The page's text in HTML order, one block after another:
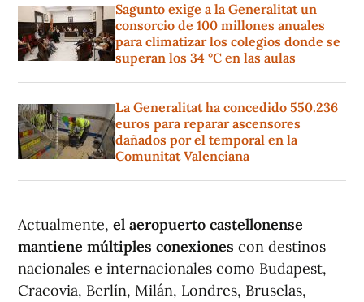
Sagunto exige a la Generalitat un
consorcio de 100 millones anuales
para climatizar los colegios donde se
superan los 34 °C en las aulas
La Generalitat ha concedido 550.236
euros para reparar ascensores
dañados por el temporal en la
Comunitat Valenciana
Actualmente, el aeropuerto castellonense
mantiene múltiples conexiones con destinos
nacionales e internacionales como Budapest,
Cracovia, Berlín, Milán, Londres, Bruselas,